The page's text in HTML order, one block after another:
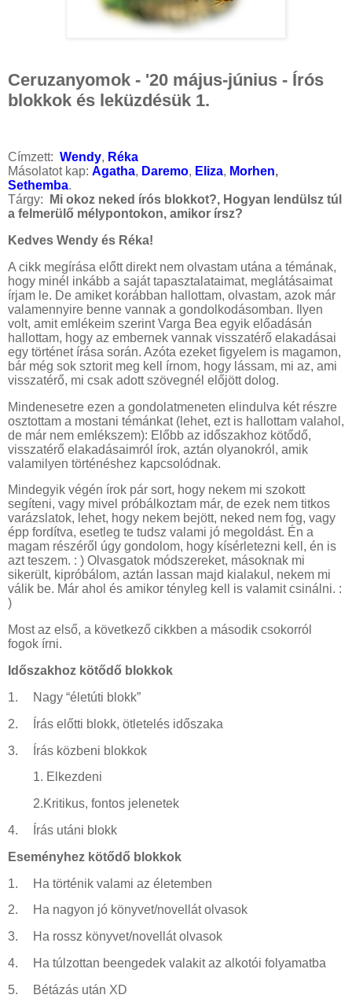
Ceruzanyomok - '20 május-június - Írós
blokkok és leküzdésük 1.
Címzett: Wendy, Réka
Másolatot kap: Agatha, Daremo, Eliza, Morhen,
Sethemba.
Tárgy:
Mi okoz neked írós blokkot?, Hogyan lendülsz túl
a felmerülő mélypontokon, amikor írsz?
Kedves Wendy és Réka!
A cikk megírása előtt direkt nem olvastam utána a témának,
hogy minél inkább a saját tapasztalataimat, meglátásaimat
írjam le. De amiket korábban hallottam, olvastam, azok már
valamennyire benne vannak a gondolkodásomban. Ilyen
volt, amit emlékeim szerint Varga Bea egyik előadásán
hallottam, hogy az embernek vannak visszatérő elakadásai
egy történet írása során. Azóta ezeket figyelem is magamon,
bár még sok sztorit meg kell írnom, hogy lássam, mi az, ami
visszatérő, mi csak adott szövegnél előjött dolog.
Mindenesetre ezen a gondolatmeneten elindulva két részre
osztottam a mostani témánkat (lehet, ezt is hallottam valahol,
de már nem emlékszem): Előbb az időszakhoz kötődő,
visszatérő elakadásaimról írok, aztán olyanokról, amik
valamilyen történéshez kapcsolódnak.
Mindegyik végén írok pár sort, hogy nekem mi szokott
segíteni, vagy mivel próbálkoztam már, de ezek nem titkos
varázslatok, lehet, hogy nekem bejött, neked nem fog, vagy
épp fordítva, esetleg te tudsz valami jó megoldást. Én a
magam részéről úgy gondolom, hogy kísérletezni kell, én is
azt teszem. : ) Olvasgatok módszereket, másoknak mi
sikerült, kipróbálom, aztán lassan majd kialakul, nekem mi
válik be. Már ahol és amikor tényleg kell is valamit csinálni. :
)
Most az első, a következő cikkben a második csokorról
fogok írni.
Időszakhoz kötődő blokkok
1.
Nagy “életúti blokk”
2.
Írás előtti blokk, ötletelés időszaka
3.
Írás közbeni blokkok
1. Elkezdeni
2.Kritikus, fontos jelenetek
4.
Írás utáni blokk
Eseményhez kötődő blokkok
1.
Ha történik valami az életemben
2.
Ha nagyon jó könyvet/novellát olvasok
3.
Ha rossz könyvet/novellát olvasok
4.
Ha túlzottan beengedek valakit az alkotói folyamatba
5.
Bétázás után XD